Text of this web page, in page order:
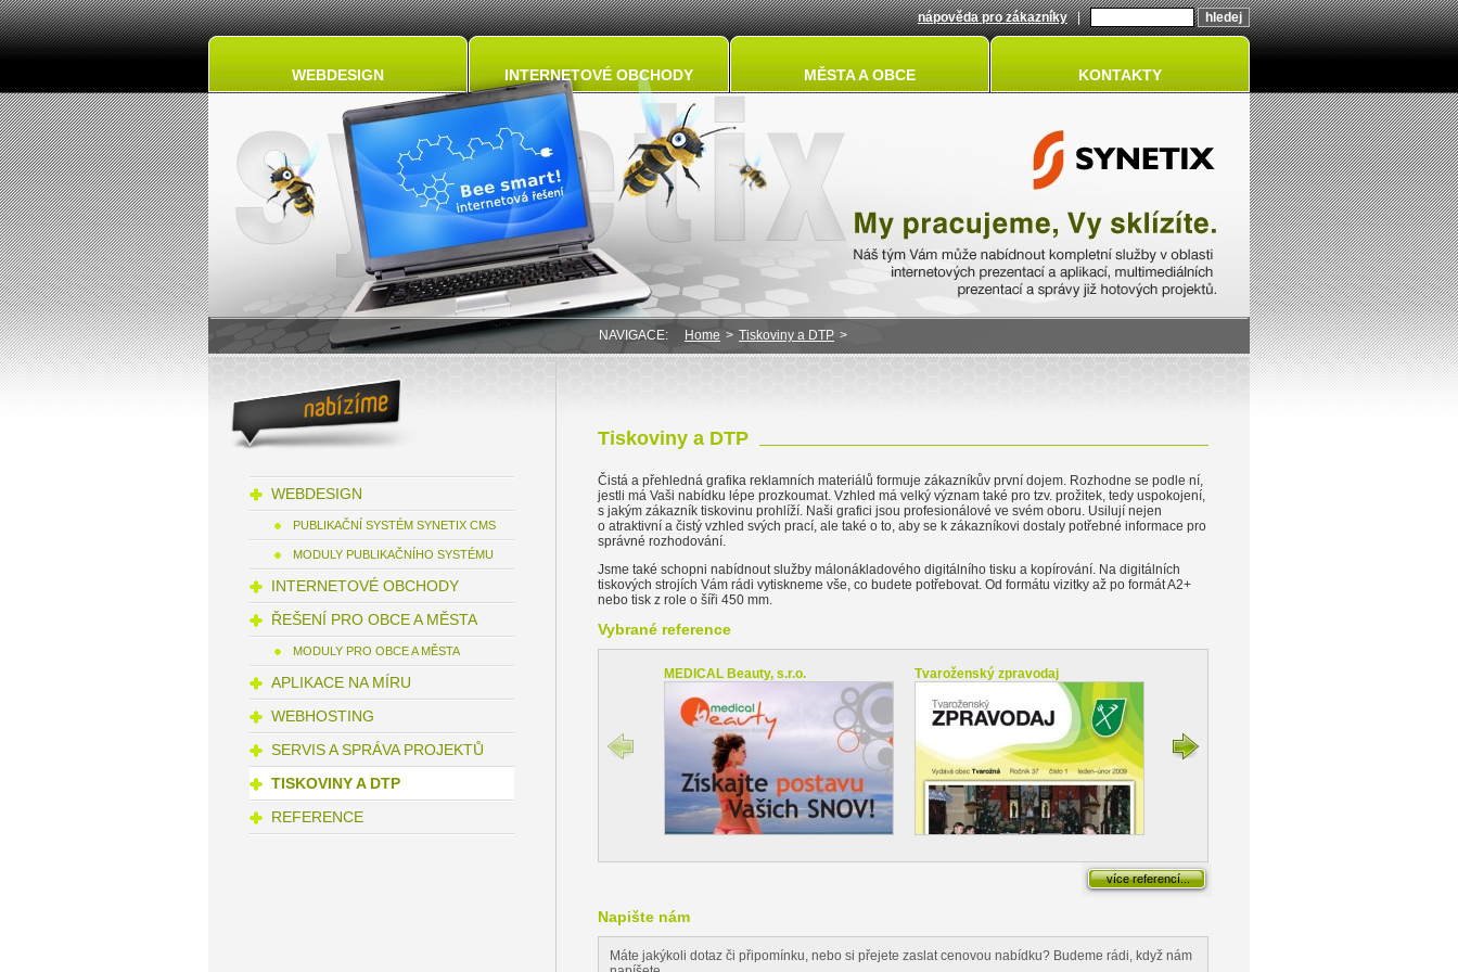
nápověda pro zákazníky|
WEBDESIGN INTERNETOVÉ OBCHODY MĚSTA A OBCE KONTAKTY
NAVIGACE: Home > Tiskoviny a DTP >
WEBDESIGN
PUBLIKAČNÍ SYSTÉM SYNETIX CMS
MODULY PUBLIKAČNÍHO SYSTÉMU
INTERNETOVÉ OBCHODY
ŘEŠENÍ PRO OBCE A MĚSTA
MODULY PRO OBCE A MĚSTA
APLIKACE NA MÍRU
WEBHOSTING
SERVIS A SPRÁVA PROJEKTŮ
TISKOVINY A DTP
REFERENCE
Tiskoviny a DTP
Čistá a přehledná grafika reklamních materiálů formuje zákazníkův první dojem. Rozhodne se podle ní,
jestli má Vaši nabídku lépe prozkoumat. Vzhled má velký význam také pro tzv. prožitek, tedy uspokojení,
s jakým zákazník tiskovinu prohlíží. Naši grafici jsou profesionálové ve svém oboru. Usilují nejen
o atraktivní a čistý vzhled svých prací, ale také o to, aby se k zákazníkovi dostaly potřebné informace pro
správné rozhodování.
Jsme také schopni nabídnout služby málonákladového digitálního tisku a kopírování. Na digitálních
tiskových strojích Vám rádi vytiskneme vše, co budete potřebovat. Od formátu vizitky až po formát A2+
nebo tisk z role o šíři 450 mm.
Vybrané reference
MEDICAL Beauty, s.r.o. Tvaroženský zpravodaj
více referencí...
Napište nám
Máte jakýkoli dotaz či připomínku, nebo si přejete zaslat cenovou nabídku? Budeme rádi, když nám